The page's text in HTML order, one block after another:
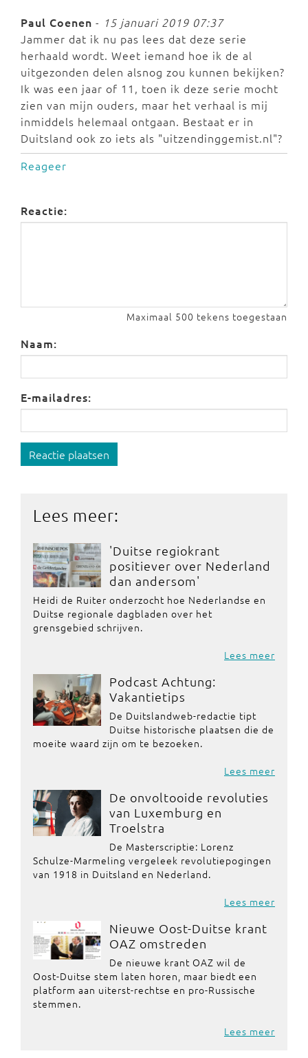
Paul Coenen - 15 januari 2019 07:37
Jammer dat ik nu pas lees dat deze serie
herhaald wordt. Weet iemand hoe ik de al
uitgezonden delen alsnog zou kunnen bekijken?
Ik was een jaar of 11, toen ik deze serie mocht
zien van mijn ouders, maar het verhaal is mij
inmiddels helemaal ontgaan. Bestaat er in
Duitsland ook zo iets als "uitzendinggemist.nl"?
Reageer
Reactie:
Maximaal 500 tekens toegestaan
Naam:
E-mailadres:
Reactie plaatsen
Lees meer:
'Duitse regiokrant
positiever over Nederland
dan andersom'
Heidi de Ruiter onderzocht hoe Nederlandse en
Duitse regionale dagbladen over het
grensgebied schrijven.
Lees meer
Podcast Achtung:
Vakantietips
De Duitslandweb-redactie tipt
Duitse historische plaatsen die de
moeite waard zijn om te bezoeken.
Lees meer
De onvoltooide revoluties
van Luxemburg en
Troelstra
De Masterscriptie: Lorenz
Schulze-Marmeling vergeleek revolutiepogingen
van 1918 in Duitsland en Nederland.
Lees meer
Nieuwe Oost-Duitse krant
OAZ omstreden
De nieuwe krant OAZ wil de
Oost-Duitse stem laten horen, maar biedt een
platform aan uiterst-rechtse en pro-Russische
stemmen.
Lees meer